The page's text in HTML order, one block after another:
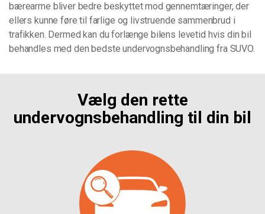
bærearme bliver bedre beskyttet mod gennemtæringer, der
ellers kunne føre til farlige og livstruende sammenbrud i
trafikken. Dermed kan du forlænge bilens levetid hvis din bil
behandles med den bedste undervognsbehandling fra SUVO.
Vælg den rette
undervognsbehandling til din bil